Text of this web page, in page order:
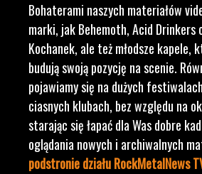
Bohaterami naszych materiałów
marki, jak Behemoth, Acid Drinkers
Kochanek, ale też młodsze kapele,
budują swoją pozycję na scenie.
pojawiamy się na dużych
ciasnych klubach, bez względu na
starając się łapać dla Was dobre
oglądania nowych i archiwalnych
podstronie działu RockMetalNews